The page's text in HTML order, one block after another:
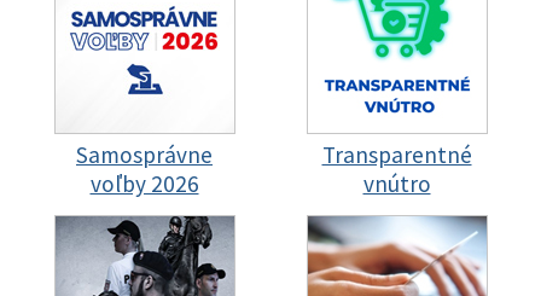
Samosprávne
voľby 2026
Transparentné
vnútro